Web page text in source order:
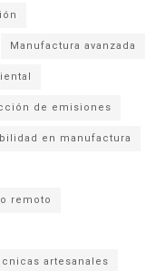
Manufactura avanzada
de emisiones
en manufactura
remoto
artesanales